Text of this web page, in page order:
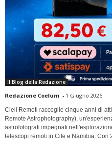
Il Blog della Redazione
Redazione Coelum - 1 Giugno 2026
Cieli Remoti raccoglie cinque anni di
Remote Astrophotography),
astrofotografi impegnati
telescopi remoti in Cile e Namibia. Con